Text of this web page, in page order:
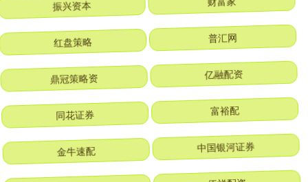
振兴资本 财富家
红盘策略 普汇网
鼎冠策略资 亿融配资
同花证券 富裕配
金牛速配 中国银河证券